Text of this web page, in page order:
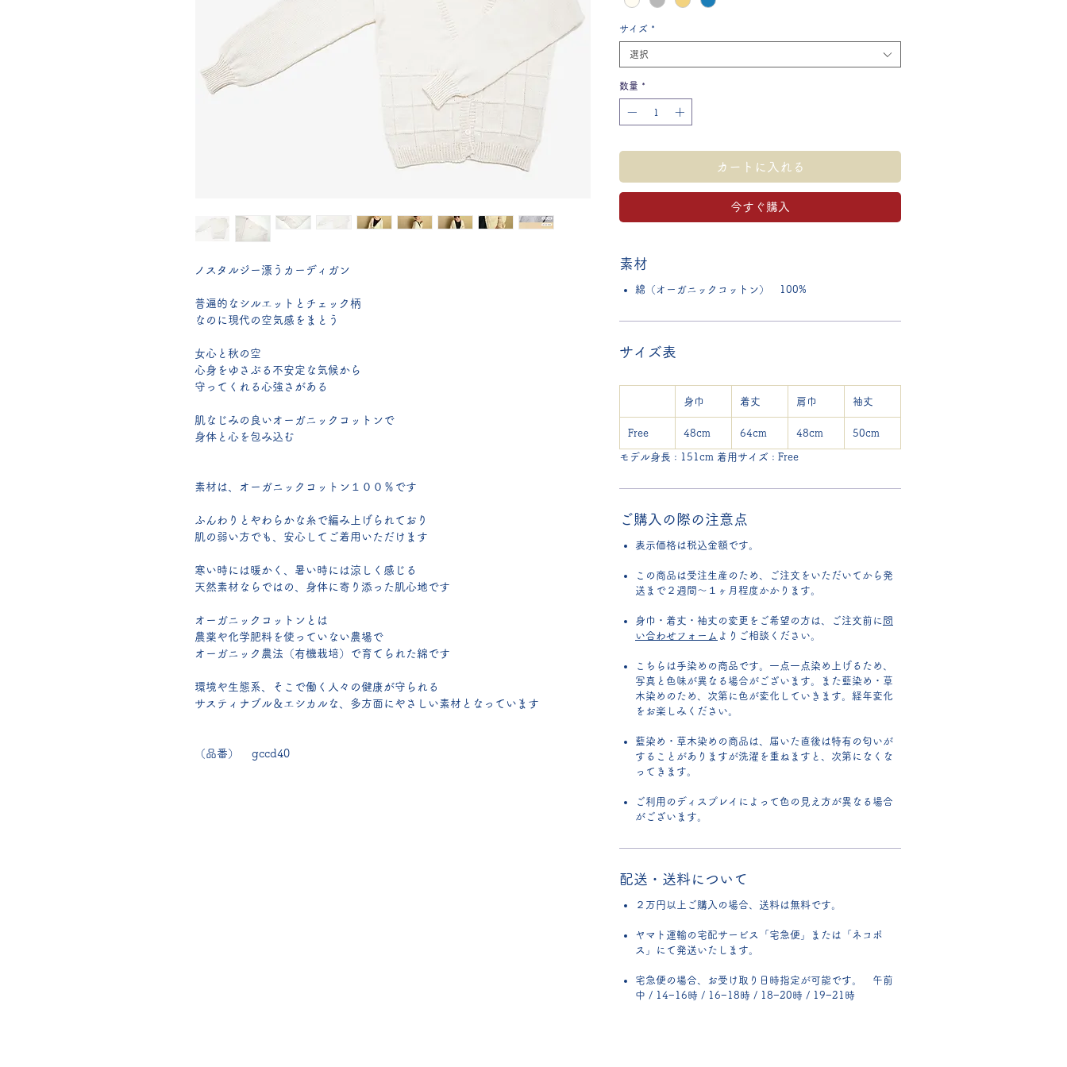
ノスタルジー漂うカーディガン
普遍的なシルエットとチェック柄
なのに現代の空気感をまとう
女心と秋の空
心身をゆさぶる不安定な気候から
守ってくれる心強さがある
肌なじみの良いオーガニックコットンで
身体と心を包み込む
素材は、オーガニックコットン１００％です
ふんわりとやわらかな糸で編み上げられており
肌の弱い方でも、安心してご着用いただけます
寒い時には暖かく、暑い時には涼しく感じる
天然素材ならではの、身体に寄り添った肌心地です
オーガニックコットンとは
農薬や化学肥料を使っていない農場で
オーガニック農法（有機栽培）で育てられた綿です
環境や生態系、そこで働く人々の健康が守られる
サスティナブル＆エシカルな、多方面にやさしい素材となっています
（品番） gccd40
サイズ *
選択
数量 *
カートに入れる
今すぐ購入
素材
綿（オーガニックコットン） 100%
サイズ表
身巾 着丈 肩巾 袖丈
Free 48cm 64cm 48cm 50cm
モデル身長 : 151cm 着用サイズ : Free
ご購入の際の注意点
表示価格は税込金額です。
この商品は受注生産のため、ご注文をいただいてから発
送まで２週間～１ヶ月程度かかります。
身巾・着丈・袖丈の変更をご希望の方は、ご注文前に 問
い合わせフォーム よりご相談ください。
こちらは手染めの商品です。一点一点染め上げるため、
写真と色味が異なる場合がございます。また藍染め・草
木染めのため、次第に色が変化していきます。経年変化
をお楽しみください。
藍染め・草木染めの商品は、届いた直後は特有の匂いが
することがありますが洗濯を重ねますと、次第になくな
ってきます。
ご利用のディスプレイによって色の見え方が異なる場合
がございます。
配送・送料について
２万円以上ご購入の場合、送料は無料です。
ヤマト運輸の宅配サービス「宅急便」または「ネコポ
ス」にて発送いたします。
宅急便の場合、お受け取り日時指定が可能です。 午前
中 / 14−16時 / 16−18時 / 18−20時 / 19−21時